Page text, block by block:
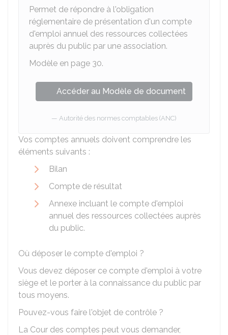
Permet de répondre à l'obligation
réglementaire de présentation d'un compte
d'emploi annuel des ressources collectées
auprès du public par une association.
Modèle en page 30.
Accéder au Modèle de document
Autorité des normes comptables (ANC)
Vos comptes annuels doivent comprendre les
éléments suivants :
Bilan
Compte de résultat
Annexe incluant le compte d'emploi
annuel des ressources collectées auprès
du public.
Où déposer le compte d'emploi ?
Vous devez déposer ce compte d'emploi à votre
siège et le porter à la connaissance du public par
tous moyens.
Pouvez-vous faire l'objet de contrôle ?
La Cour des comptes peut vous demander,